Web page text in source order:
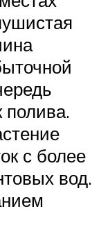
полива.
с более
вод.